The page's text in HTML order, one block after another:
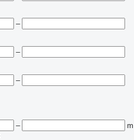
–
–
–
–
m